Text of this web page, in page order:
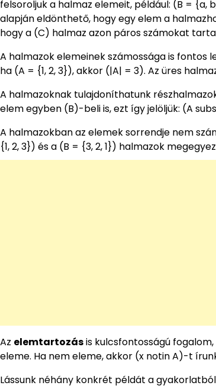
felsoroljuk a halmaz elemeit, például: (B =
alapján eldönthető, hogy egy elem a
hogy a (C) halmaz azon páros számokat
A halmazok elemeinek számossága is fontos
ha (A = {1, 2, 3}), akkor (|A| = 3). Az üres
A halmazoknak tulajdoníthatunk
elem egyben (B)-beli is, ezt így jelöljük: (A
A halmazokban az elemek sorrendje nem
{1, 2, 3}) és a (B = {3, 2, 1}) halmazok
Az elemtartozásis kulcsfontosságú
eleme. Ha nem eleme, akkor (x notin A)-t
Lássunk néhány konkrét példát a